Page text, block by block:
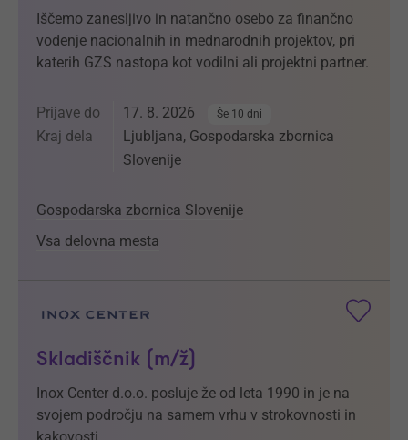
Iščemo zanesljivo in natančno osebo za finančno
vodenje nacionalnih in mednarodnih projektov, pri
katerih GZS nastopa kot vodilni ali projektni partner.
Prijave do 17. 8. 2026 Še 10 dni
Kraj dela
Ljubljana, Gospodarska zbornica
Slovenije
Gospodarska zbornica Slovenije
Vsa delovna mesta
Skladiščnik (m/ž)
Inox Center d.o.o. posluje že od leta 1990 in je na
svojem področju na samem vrhu v strokovnosti in